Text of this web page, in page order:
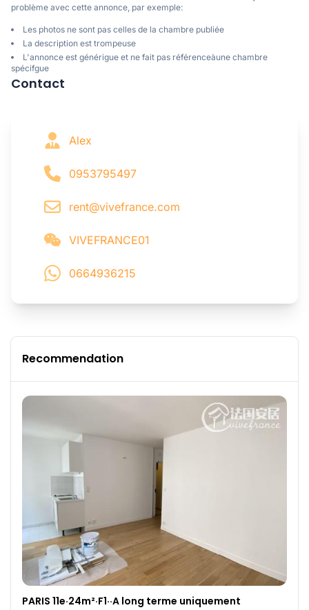
problème avec cette annonce, par exemple:
Les photos ne sont pas celles de la chambre publiée
La description est trompeuse
L'annonce est générigue et ne fait pas référenceàune chambre
spécifgue
Contact
Alex
0953795497
rent@vivefrance.com
VIVEFRANCE01
0664936215
Recommendation
PARIS 11e·24m²·F1··A long terme uniquement